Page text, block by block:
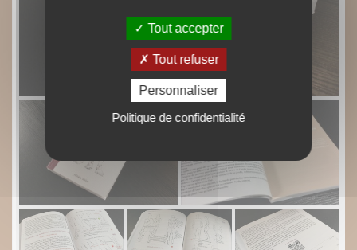
Tout accepter
Tout refuser
Personnaliser
Politique de confidentialité